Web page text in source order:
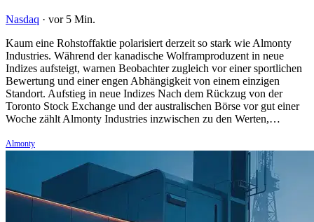
Nasdaq · vor 5 Min.
Kaum eine Rohstoffaktie polarisiert derzeit so stark wie Almonty
Industries. Während der kanadische Wolframproduzent in neue
Indizes aufsteigt, warnen Beobachter zugleich vor einer sportlichen
Bewertung und einer engen Abhängigkeit von einem einzigen
Standort. Aufstieg in neue Indizes Nach dem Rückzug von der
Toronto Stock Exchange und der australischen Börse vor gut einer
Woche zählt Almonty Industries inzwischen zu den Werten,…
Almonty